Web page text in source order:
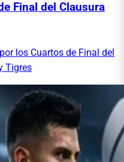
Final del Clausura
los Cuartos de Final del
Tigres